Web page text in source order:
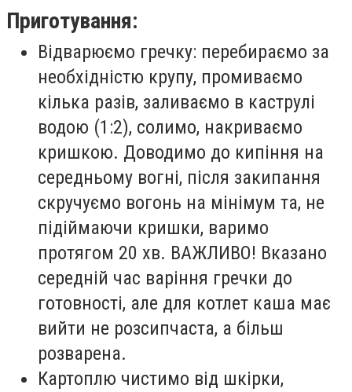
Приготування:
Відварюємо гречку: перебираємо за
необхідністю крупу, промиваємо
кілька разів, заливаємо в каструлі
водою (1:2), солимо, накриваємо
кришкою. Доводимо до кипіння на
середньому вогні, після закипання
скручуємо вогонь на мінімум та, не
підіймаючи кришки, варимо
протягом 20 хв. ВАЖЛИВО! Вказано
середній час варіння гречки до
готовності, але для котлет каша має
вийти не розсипчаста, а більш
розварена.
Картоплю чистимо від шкірки,